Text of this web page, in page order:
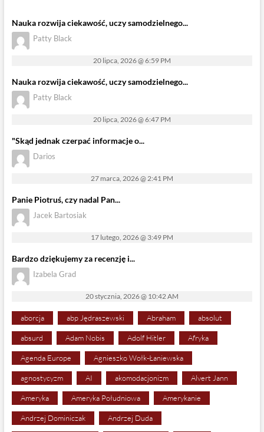
Nauka rozwija ciekawość, uczy samodzielnego...
Patty Black
20 lipca, 2026 @ 6:59 PM
Nauka rozwija ciekawość, uczy samodzielnego...
Patty Black
20 lipca, 2026 @ 6:47 PM
"Skąd jednak czerpać informacje o...
Darios
27 marca, 2026 @ 2:41 PM
Panie Piotruś, czy nadal Pan...
Jacek Bartosiak
17 lutego, 2026 @ 3:49 PM
Bardzo dziękujemy za recenzję i...
Izabela Grad
20 stycznia, 2026 @ 10:42 AM
aborcja abp Jędraszewski Abraham absolut
absurd Adam Nobis Adolf Hitler Afryka
Agenda Europe Agnieszko Wołk-Łaniewska
agnostycyzm AI akomodacjonizm Alvert Jann
Ameryka Ameryka Południowa Amerykanie
Andrzej Dominiczak Andrzej Duda